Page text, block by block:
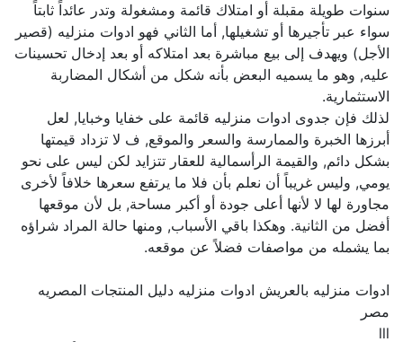
سنوات طويلة مقبلة أو امتلاك قائمة ومشغولة وتدر عائداً ثابتاً
سواء عبر تأجيرها أو تشغيلها, أما الثاني فهو ادوات منزليه (قصير
الأجل) ويهدف إلى بيع مباشرة بعد امتلاكه أو بعد إدخال تحسينات
عليه, وهو ما يسميه البعض بأنه شكل من أشكال المضاربة
الاستثمارية.
لذلك فإن جدوى ادوات منزليه قائمة على خفايا وخبايا, لعل
أبرزها الخبرة والممارسة والسعر والموقع, ف لا تزداد قيمتها
بشكل دائم, والقيمة الرأسمالية للعقار تتزايد لكن ليس على نحو
يومي, وليس غريباً أن نعلم بأن فلا ما يرتفع سعرها خلافاً لأخرى
مجاورة لها لا لأنها أعلى جودة أو أكبر مساحة, بل لأن موقعها
أفضل من الثانية. وهكذا باقي الأسباب, ومنها حالة المراد شراؤه
بما يشمله من مواصفات فضلاً عن موقعه.
ادوات منزليه بالعريش ادوات منزليه دليل المنتجات المصريه
مصر